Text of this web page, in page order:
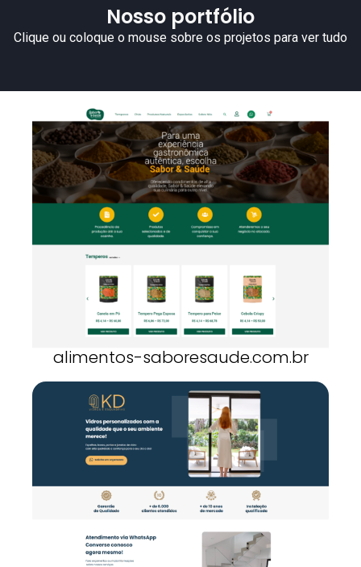
Nosso portfólio
Clique ou coloque o mouse sobre os projetos para ver tudo
alimentos-saboresaude.com.br